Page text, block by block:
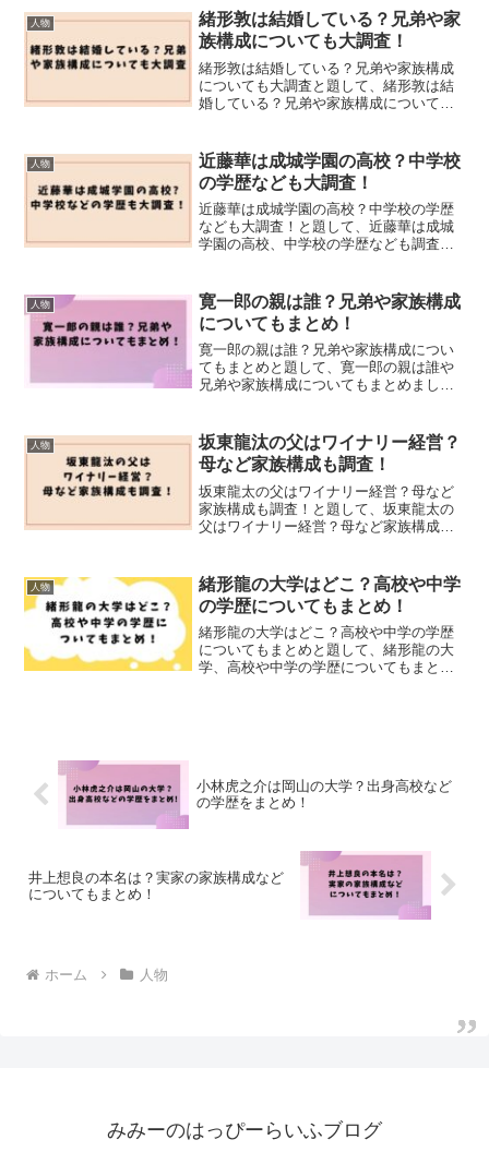
人物
緒形敦は結婚している？兄弟や家
族構成についても大調査！
緒形敦は結婚している？兄弟や家族構成
についても大調査と題して、緒形敦は結
婚している？兄弟や家族構成についても
人物
近藤華は成城学園の高校？中学校
の学歴なども大調査！
近藤華は成城学園の高校？中学校の学歴
なども大調査！と題して、近藤華は成城
学園の高校、中学校の学歴なども調査し
人物
寛一郎の親は誰？兄弟や家族構成
についてもまとめ！
寛一郎の親は誰？兄弟や家族構成につい
てもまとめと題して、寛一郎の親は誰や
兄弟や家族構成についてもまとめまし
人物
坂東龍汰の父はワイナリー経営？
母など家族構成も調査！
坂東龍太の父はワイナリー経営？母など
家族構成も調査！と題して、坂東龍太の
父はワイナリー経営？母など家族構成も
人物
緒形龍の大学はどこ？高校や中学
の学歴についてもまとめ！
緒形龍の大学はどこ？高校や中学の学歴
についてもまとめと題して、緒形龍の大
学、高校や中学の学歴についてもまとめ
小林虎之介は岡山の大学？出身高校など
の学歴をまとめ！
井上想良の本名は？実家の家族構成など
についてもまとめ！
ホーム 人物
みみーのはっぴーらいふブログ